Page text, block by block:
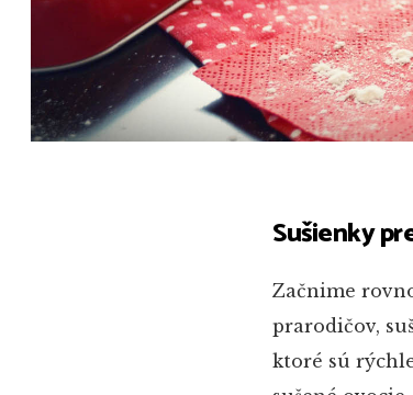
Sušienky
Začnime
prarodičov,
ktoré sú